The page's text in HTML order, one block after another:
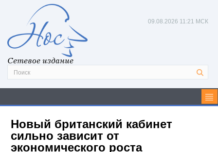
Сетевое издание
09.08.2026 11:21 МСК
Новый британский кабинет
сильно зависит от
экономического роста